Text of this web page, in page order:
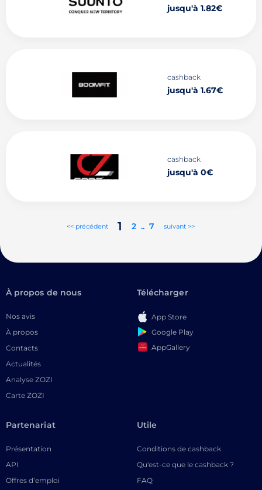
jusqu'à 1.82€
cashback
jusqu'à 1.67€
cashback
jusqu'à 0€
<< précédent 1 2 .. 7 suivant >>
À propos de nous
Nos avis
À propos
Contacts
Actualités
Analyse ZOZI
Carte ZOZI
Télécharger
App Store
Google Play
AppGallery
Partenariat
Présentation
API
Offres d’emploi
Utile
Conditions de cashback
Qu'est-ce que le cashback ?
FAQ